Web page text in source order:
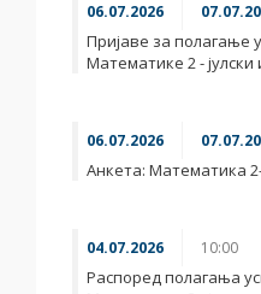
06.07.2026
Пријаве за полагање
Математике 2 - јулски
06.07.2026
Анкета: Математика
04.07.2026 10:00
Распоред полагања